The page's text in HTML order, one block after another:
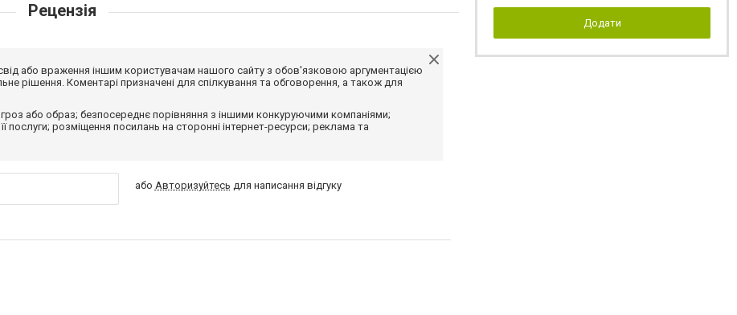
Рецензія
або враження іншим користувачам нашого сайту з обов'язковою аргументацією
рішення. Коментарі призначені для спілкування та обговорення, а також для
або образ; безпосереднє порівняння з іншими конкуруючими компаніями;
послуги; розміщення посилань на сторонні інтернет-ресурси; реклама та
або Авторизуйтесь для написання відгуку
Додати